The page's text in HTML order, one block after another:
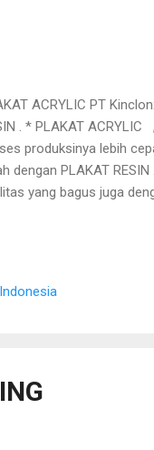
ACRYLIC PT
. * PLAKAT
produksinya lebih
dengan PLAKAT
yang bagus juga